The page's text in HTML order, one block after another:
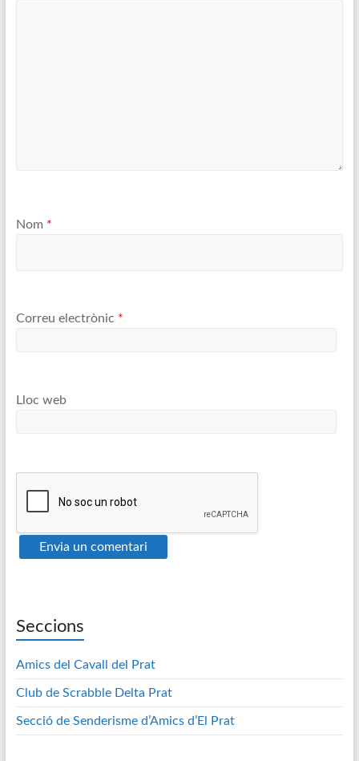
Nom *
Correu electrònic *
Lloc web
Seccions
Amics del Cavall del Prat
Club de Scrabble Delta Prat
Secció de Senderisme d’Amics d’El Prat